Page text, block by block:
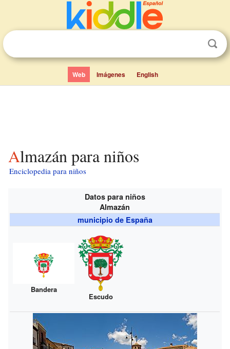
Web Imágenes English
Almazán para niños
Enciclopedia para niños
Datos para niños
Almazán
municipio de España
Bandera
Escudo